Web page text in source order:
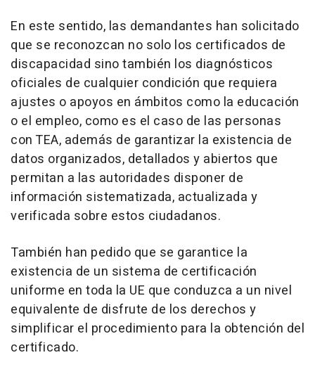
En este sentido, las demandantes han solicitado
que se reconozcan no solo los certificados de
discapacidad sino también los diagnósticos
oficiales de cualquier condición que requiera
ajustes o apoyos en ámbitos como la educación
o el empleo, como es el caso de las personas
con TEA, además de garantizar la existencia de
datos organizados, detallados y abiertos que
permitan a las autoridades disponer de
información sistematizada, actualizada y
verificada sobre estos ciudadanos.
También han pedido que se garantice la
existencia de un sistema de certificación
uniforme en toda la UE que conduzca a un nivel
equivalente de disfrute de los derechos y
simplificar el procedimiento para la obtención del
certificado.